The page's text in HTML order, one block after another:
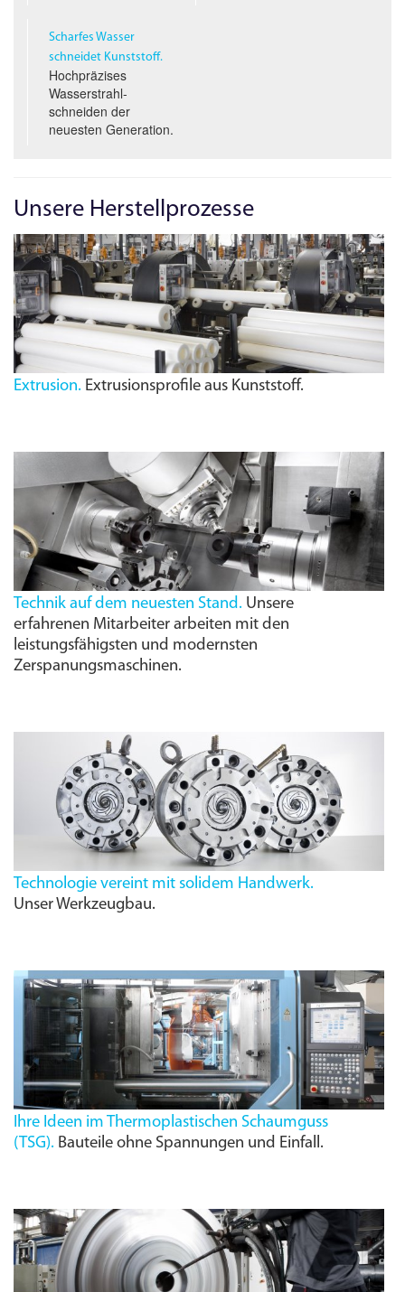
Scharfes Wasser
schneidet Kunststoff.
Hochpräzises
Wasserstrahl­
schneiden der
neuesten Generation.
Unsere Herstellprozesse
Extrusion. Extrusionsprofile aus Kunststoff.
Technik auf dem neuesten Stand. Unsere
erfahrenen Mitarbeiter arbeiten mit den
leistungs­fähigsten und modernsten
Zerspanungs­maschinen.
Technologie vereint mit solidem Handwerk.
Unser Werkzeugbau.
Ihre Ideen im Thermoplastischen Schaumguss
( TSG). Bauteile ohne Spannungen und Einfall.